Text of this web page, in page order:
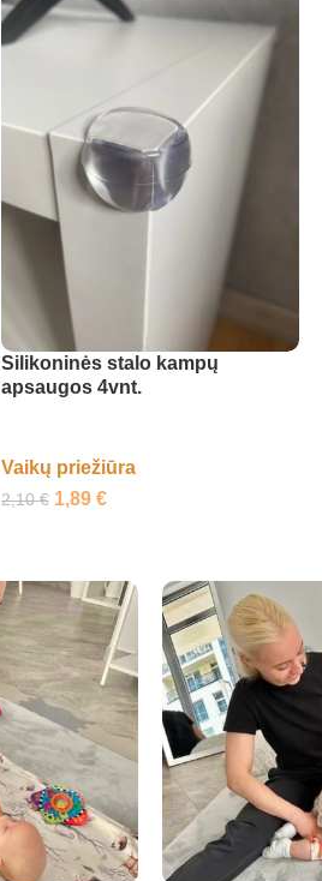
Silikoninės stalo kampų
apsaugos 4vnt.
Vaikų priežiūra
2,10€ 1,89 €